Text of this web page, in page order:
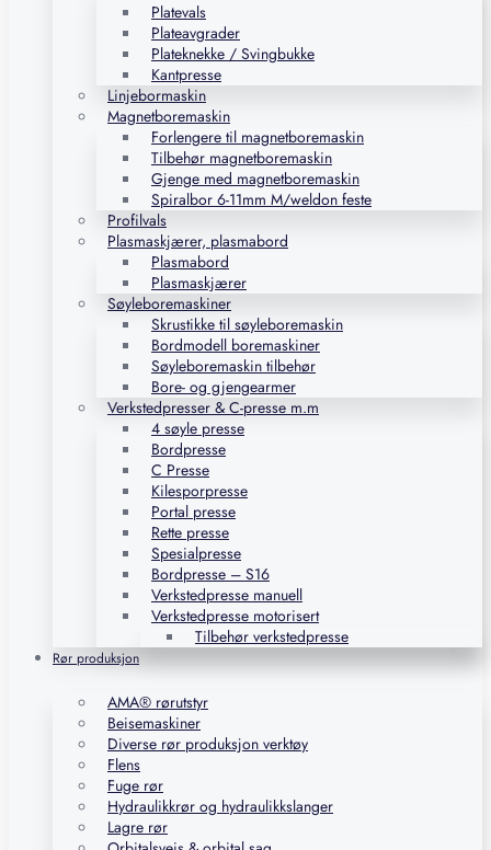
Platevals
Plateavgrader
Plateknekke / Svingbukke
Kantpresse
Linjebormaskin
Magnetboremaskin
Forlengere til magnetboremaskin
Tilbehør magnetboremaskin
Gjenge med magnetboremaskin
Spiralbor 6-11mm M/weldon feste
Profilvals
Plasmaskjærer, plasmabord
Plasmabord
Plasmaskjærer
Søyleboremaskiner
Skrustikke til søyleboremaskin
Bordmodell boremaskiner
Søyleboremaskin tilbehør
Bore- og gjengearmer
Verkstedpresser & C-presse m.m
4 søyle presse
Bordpresse
C Presse
Kilesporpresse
Portal presse
Rette presse
Spesialpresse
Bordpresse – S16
Verkstedpresse manuell
Verkstedpresse motorisert
Tilbehør verkstedpresse
Rør produksjon
AMA® rørutstyr
Beisemaskiner
Diverse rør produksjon verktøy
Flens
Fuge rør
Hydraulikkrør og hydraulikkslanger
Lagre rør